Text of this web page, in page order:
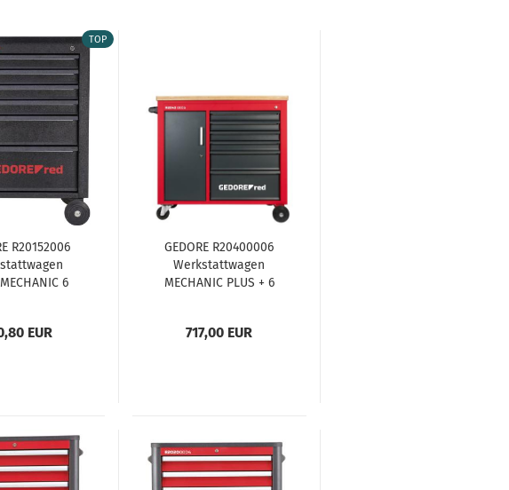
TOP
R20152006
6
EUR
GEDORE R20400006
Werkstattwagen
MECHANIC PLUS + 6
717,00 EUR